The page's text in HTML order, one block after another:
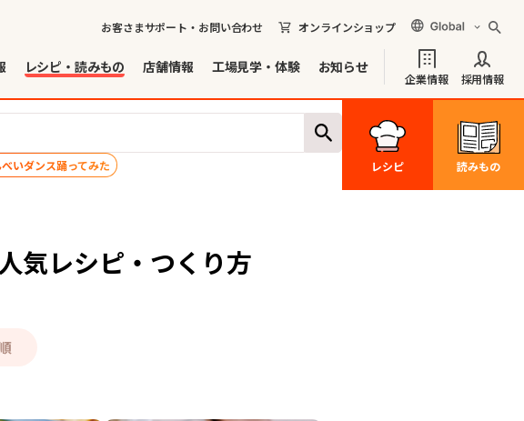
お客さまサポート・お問い合わせ オンラインショップ
レシピ・読みもの 店舗情報 工場見学・体験 お知らせ
企業情報 採用情報
いダンス踊ってみた レシピ 読みもの
気レシピ・つくり方